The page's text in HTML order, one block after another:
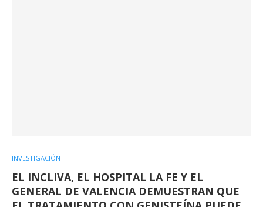
INVESTIGACIÓN
EL INCLIVA, EL HOSPITAL LA FE Y EL
GENERAL DE VALENCIA DEMUESTRAN QUE